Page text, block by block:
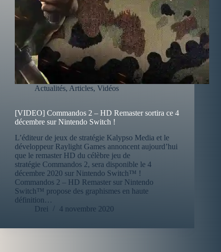
Actualités, Articles, Vidéos
[VIDEO] Commandos 2 – HD Remaster sortira ce 4
décembre sur Nintendo Switch !
L’éditeur de jeux de stratégie Kalypso Media et le
développeur Raylight Games annoncent aujourd’hui
que le remaster HD du célèbre jeu de
stratégie Commandos 2, sera disponible le 4
décembre 2020 sur Nintendo Switch™ !
Commandos 2 – HD Remaster sur Nintendo
Switch™ propose des graphismes en haute
définition…
Drei
4 novembre 2020